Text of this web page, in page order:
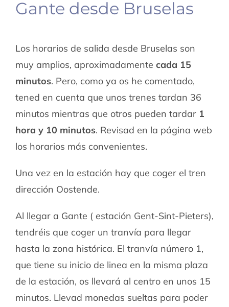
Gante desde Bruselas
Los horarios de salida desde Bruselas son
muy amplios, aproximadamente cada 15
minutos. Pero, como ya os he comentado,
tened en cuenta que unos trenes tardan 36
minutos mientras que otros pueden tardar 1
hora y 10 minutos. Revisad en la página web
los horarios más convenientes.
Una vez en la estación hay que coger el tren
dirección Oostende.
Al llegar a Gante ( estación Gent-Sint-Pieters),
tendréis que coger un tranvía para llegar
hasta la zona histórica. El tranvía número 1,
que tiene su inicio de linea en la misma plaza
de la estación, os llevará al centro en unos 15
minutos. Llevad monedas sueltas para poder